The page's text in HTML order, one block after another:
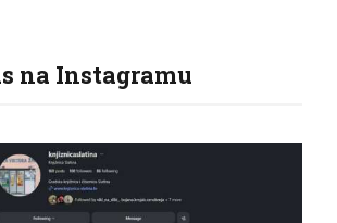
na Instagramu